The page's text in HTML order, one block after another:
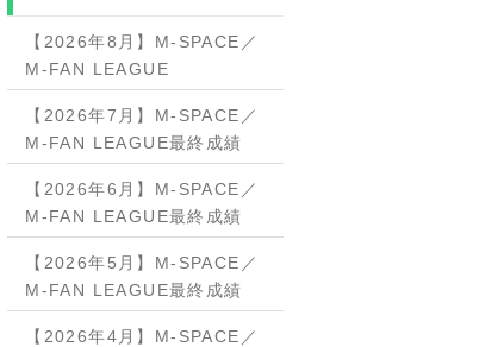
【2026年8月】M-SPACE／
M-FAN LEAGUE
【2026年7月】M-SPACE／
M-FAN LEAGUE最終成績
【2026年6月】M-SPACE／
M-FAN LEAGUE最終成績
【2026年5月】M-SPACE／
M-FAN LEAGUE最終成績
【2026年4月】M-SPACE／